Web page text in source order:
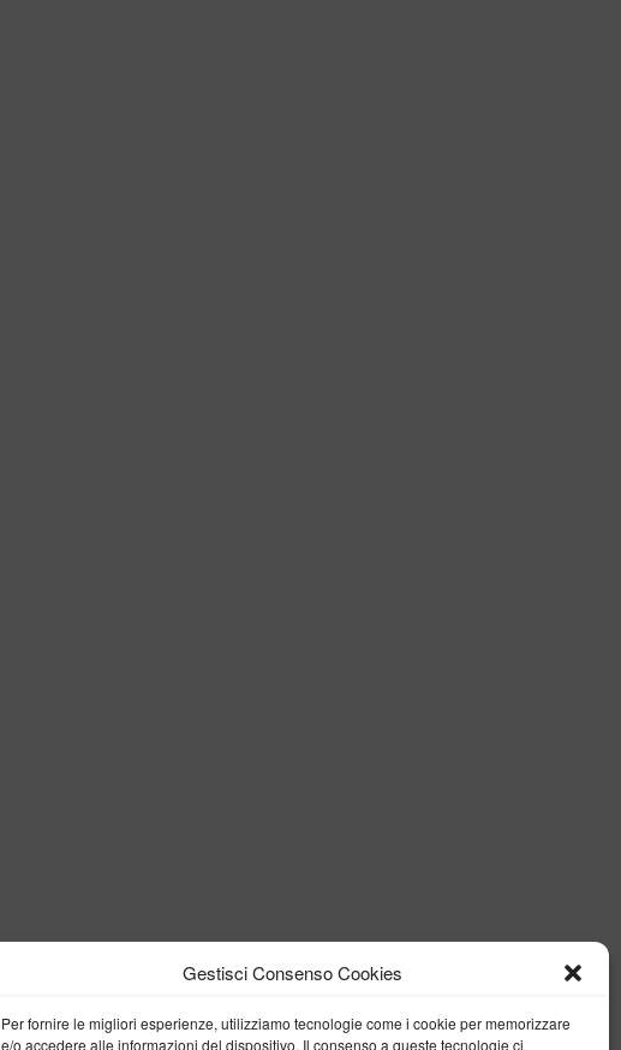
Gestisci Consenso Cookies
Per fornire le migliori esperienze, utilizziamo tecnologie come i cookie per memorizzare
e/o accedere alle informazioni del dispositivo. Il consenso a queste tecnologie ci